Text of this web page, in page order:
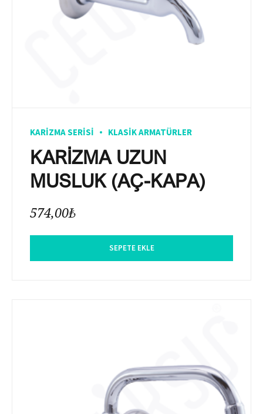
KARIZMA SERISI KLASIK ARMATÜRLER
KARİZMA UZUN
MUSLUK (AÇ-KAPA)
574,00₺
SEPETE EKLE